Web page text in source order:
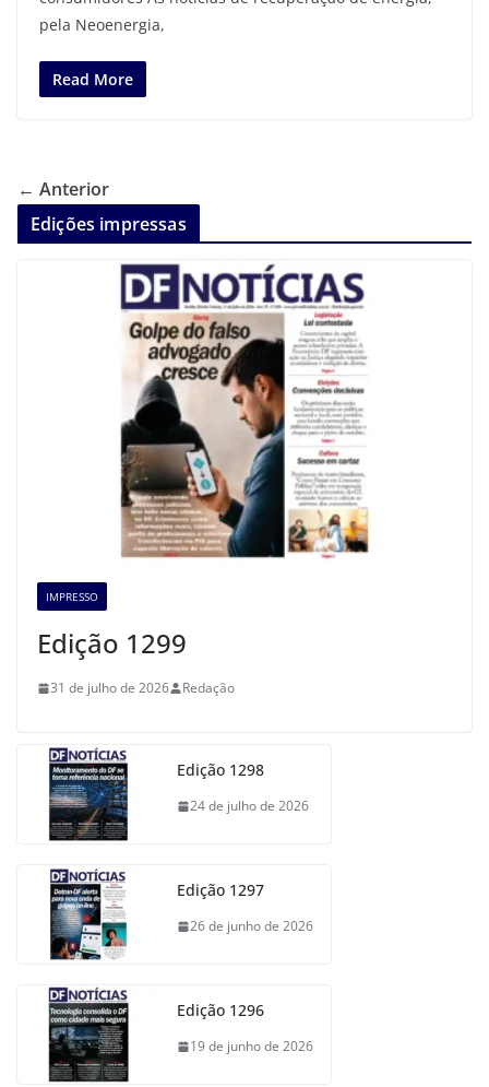
pela Neoenergia,
Read More
← Anterior
Edições impressas
IMPRESSO
Edição 1299
31 de julho de 2026 Redação
Edição 1298
24 de julho de 2026
Edição 1297
26 de junho de 2026
Edição 1296
19 de junho de 2026